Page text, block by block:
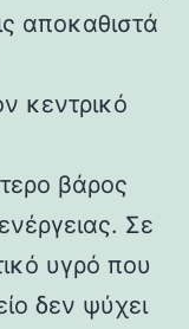
αποκαθιστά
κεντρικό
βάρος
Σε
υγρό που
δεν ψύχει